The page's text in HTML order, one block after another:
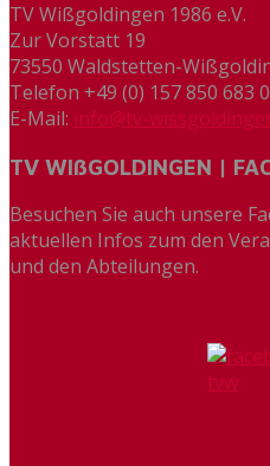
TV Wißgoldingen 1986 e.V.
Zur Vorstatt 19
73550 Waldstetten-
Telefon +49 (0) 157 850 683
E-Mail: info@tv-
TV WIßGOLDINGEN |
Besuchen Sie auch unsere
aktuellen Infos zum den
und den Abteilungen.